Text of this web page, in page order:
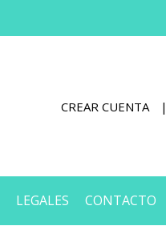
CREAR CUENTA
LEGALES CONTACTO